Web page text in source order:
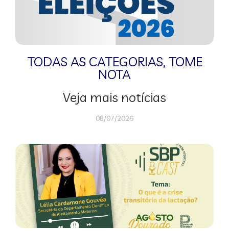
TODAS AS CATEGORIAS, TOME
NOTA
Veja mais notícias
08/07/2026